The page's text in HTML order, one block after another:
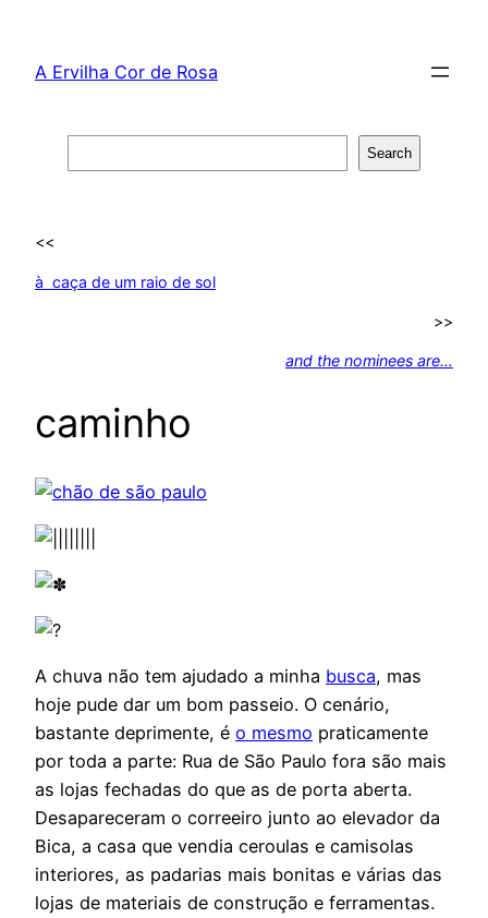
content
A Ervilha Cor de Rosa
Search
<<
à caça de um raio de sol
>>
and the nominees are…
caminho
A chuva não tem ajudado a minha busca, mas
hoje pude dar um bom passeio. O cenário,
bastante deprimente, é o mesmo praticamente
por toda a parte: Rua de São Paulo fora são mais
as lojas fechadas do que as de porta aberta.
Desapareceram o correeiro junto ao elevador da
Bica, a casa que vendia ceroulas e camisolas
interiores, as padarias mais bonitas e várias das
lojas de materiais de construção e ferramentas.